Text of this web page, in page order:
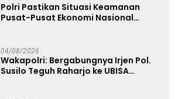
Polri Pastikan Situasi Keamanan
Pusat-Pusat Ekonomi Nasional
04/08/2026
Wakapolri: Bergabungnya Irjen Pol.
Susilo Teguh Raharjo ke UBISA